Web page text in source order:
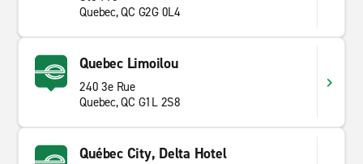
Quebec, QC G2G 0L4
Quebec Limoilou
240 3e Rue
Quebec, QC G1L 2S8
Québec City, Delta Hotel